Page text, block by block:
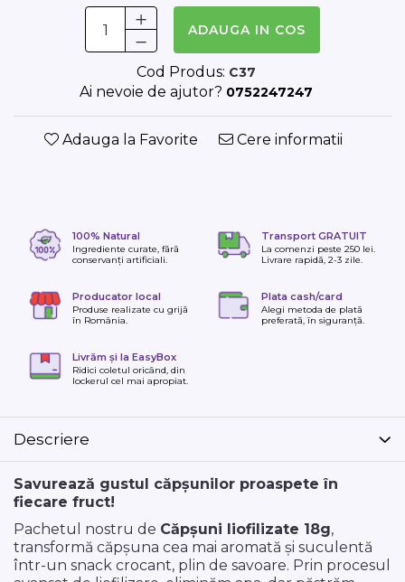
ADAUGA IN COS
Cod Produs: C37
Ai nevoie de ajutor? 0752247247
Adauga la Favorite Cere informatii
100% Natural
Ingrediente curate, fără
conservanți artificiali.
Transport GRATUIT
La comenzi peste 250 lei.
Livrare rapidă, 2-3 zile.
Producator local
Produse realizate cu grijă
în România.
Plata cash/card
Alegi metoda de plată
preferată, în siguranță.
Livrăm și la EasyBox
Ridici coletul oricând, din
lockerul cel mai apropiat.
Descriere
Savurează gustul căpșunilor proaspete în
fiecare fruct!
Pachetul nostru de Căpșuni liofilizate 18g,
transformă căpșuna cea mai aromată și suculentă
într-un snack crocant, plin de savoare. Prin procesul